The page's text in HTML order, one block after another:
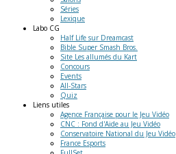
Séries
Lexique
Labo CG
Half Life sur Dreamcast
Bible Super Smash Bros.
Site Les allumés du Kart
Concours
Events
All-Stars
Quiz
Liens utiles
Agence Française pour le Jeu Vidéo
CNC : Fond d'Aide au Jeu Vidéo
Conservatoire National du Jeu Vidéo
France Esports